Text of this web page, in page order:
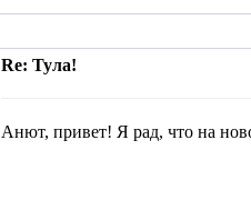
Re: Тула!
Анют, привет! Я рад, что на